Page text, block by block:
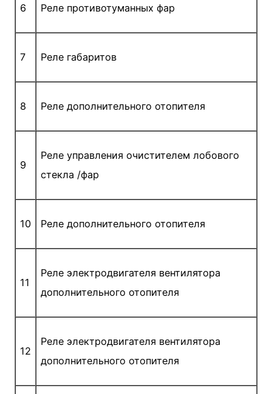
6 Реле противотуманных фар
7 Реле габаритов
8 Реле дополнительного отопителя
9
Реле управления очистителем лобового
стекла /фар
10 Реле дополнительного отопителя
11
Реле электродвигателя вентилятора
дополнительного отопителя
12
Реле электродвигателя вентилятора
дополнительного отопителя